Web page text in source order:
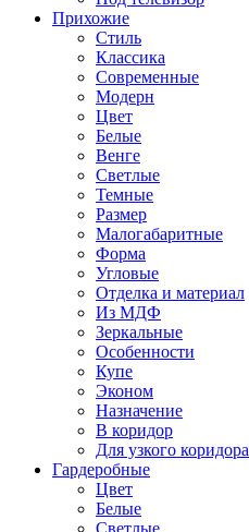
Прихожие
Стиль
Классика
Современные
Модерн
Цвет
Белые
Венге
Светлые
Темные
Размер
Малогабаритные
Форма
Угловые
Отделка и материал
Из МДФ
Зеркальные
Особенности
Купе
Эконом
Назначение
В коридор
Для узкого коридора
Гардеробные
Цвет
Белые
Светлые